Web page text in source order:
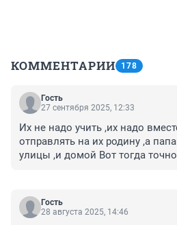
КОММЕНТАРИИ 178
Гость
27 сентября 2025, 12:33
Их не надо учить ,их надо
отправлять на их родину ,а
улицы ,и домой Вот тогда
Гость
28 августа 2025, 14:46